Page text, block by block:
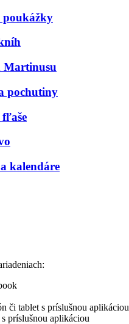
poukážky
Martinusu
pochutiny
kalendáre
či tablet s príslušnou aplikáciou
príslušnou aplikáciou